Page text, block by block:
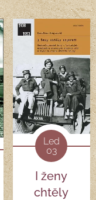
Led
03
I ženy
chtěly